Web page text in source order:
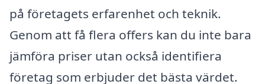
på företagets erfarenhet och teknik.
Genom att få flera offers kan du inte bara
jämföra priser utan också identifiera
företag som erbjuder det bästa värdet.